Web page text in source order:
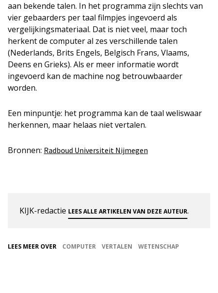
aan bekende talen. In het programma zijn slechts van
vier gebaarders per taal filmpjes ingevoerd als
vergelijkingsmateriaal. Dat is niet veel, maar toch
herkent de computer al zes verschillende talen
(Nederlands, Brits Engels, Belgisch Frans, Vlaams,
Deens en Grieks). Als er meer informatie wordt
ingevoerd kan de machine nog betrouwbaarder
worden.
Een minpuntje: het programma kan de taal weliswaar
herkennen, maar helaas niet vertalen.
Bronnen: Radboud Universiteit Nijmegen
KIJK-redactie LEES ALLE ARTIKELEN VAN DEZE AUTEUR.
LEES MEER OVER COMPUTER VERTALEN WETENSCHAP